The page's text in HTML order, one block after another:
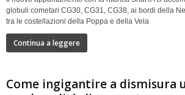
globuli cometari CG30, CG31, CG38, ai bordi della
tra le costellazioni della Poppa e della Vela
Continua a leggere
Come ingigantire a dismisura